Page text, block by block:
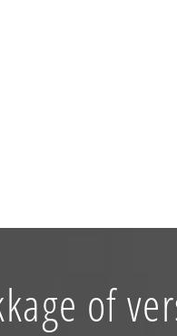
of